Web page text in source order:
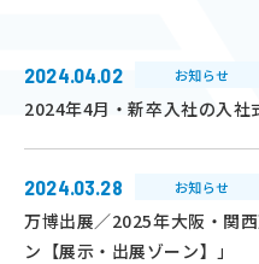
2024.04.02 お知らせ
2024年4月・新卒入社の入社
2024.03.28 お知らせ
万博出展／2025年大阪・関
ン【展示・出展ゾーン】」